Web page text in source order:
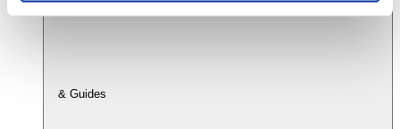
& Guides